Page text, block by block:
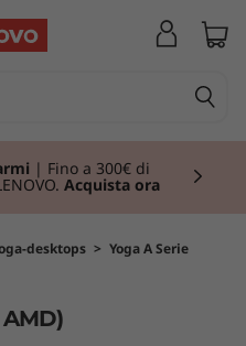
| Fino a 300€ di
Acquista ora
desktops > Yoga A Serie